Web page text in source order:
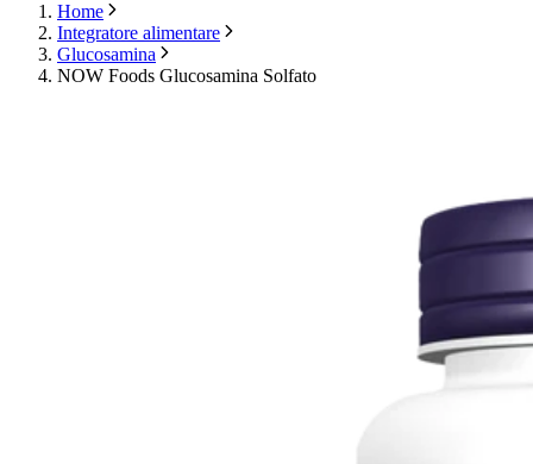
Home
Integratore alimentare
Glucosamina
NOW Foods Glucosamina Solfato